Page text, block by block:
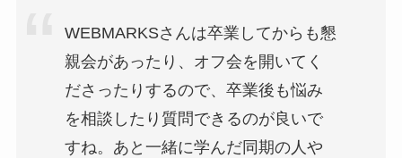
WEBMARKSさんは卒業してからも懇
親会があったり、オフ会を開いてく
ださったりするので、卒業後も悩み
を相談したり質問できるのが良いで
すね。あと一緒に学んだ同期の人や